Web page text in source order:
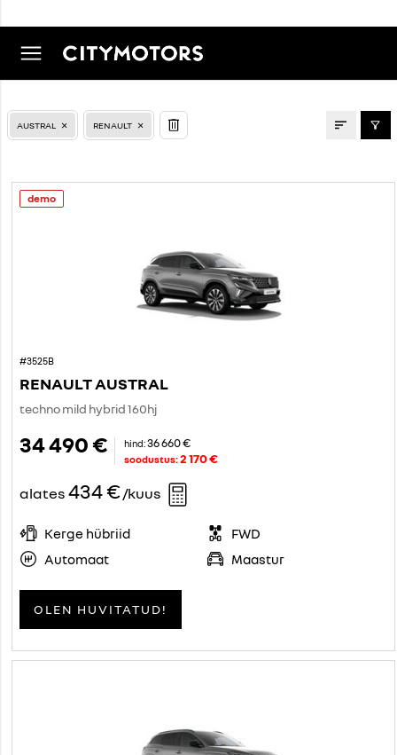
LAOAUTOD
AUSTRAL RENAULT
demo
#3525B
RENAULT AUSTRAL
techno mild hybrid 160hj
34 490 € hind: 36 660 €
soodustus:2 170 €
alates 434 €/kuus
Kerge hübriid
FWD
Automaat
Maastur
OLEN HUVITATUD!